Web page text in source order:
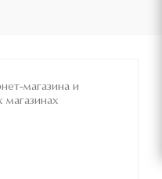
магазина и